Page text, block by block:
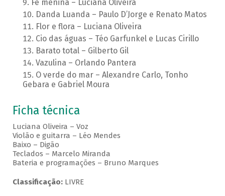
Fé menina – Luciana Oliveira
Danda Luanda – Paulo D’Jorge e Renato Matos
Flor e flora – Luciana Oliveira
Cio das águas – Téo Garfunkel e Lucas Cirillo
Barato total – Gilberto Gil
Vazulina – Orlando Pantera
O verde do mar – Alexandre Carlo, Tonho
Gebara e Gabriel Moura
Ficha técnica
Luciana Oliveira – Voz
Violão e guitarra – Léo Mendes
Baixo – Digão
Teclados – Marcelo Miranda
Bateria e programações – Bruno Marques
Classificação:LIVRE